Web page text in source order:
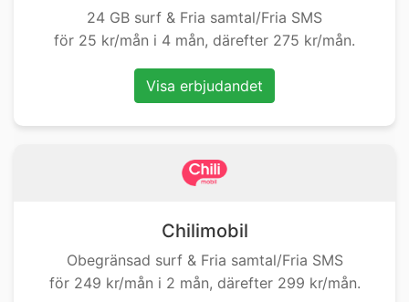
24 GB surf & Fria samtal/Fria SMS
för 25 kr/mån i 4 mån, därefter 275 kr/mån.
Visa erbjudandet
Chilimobil
Obegränsad surf & Fria samtal/Fria SMS
för 249 kr/mån i 2 mån, därefter 299 kr/mån.